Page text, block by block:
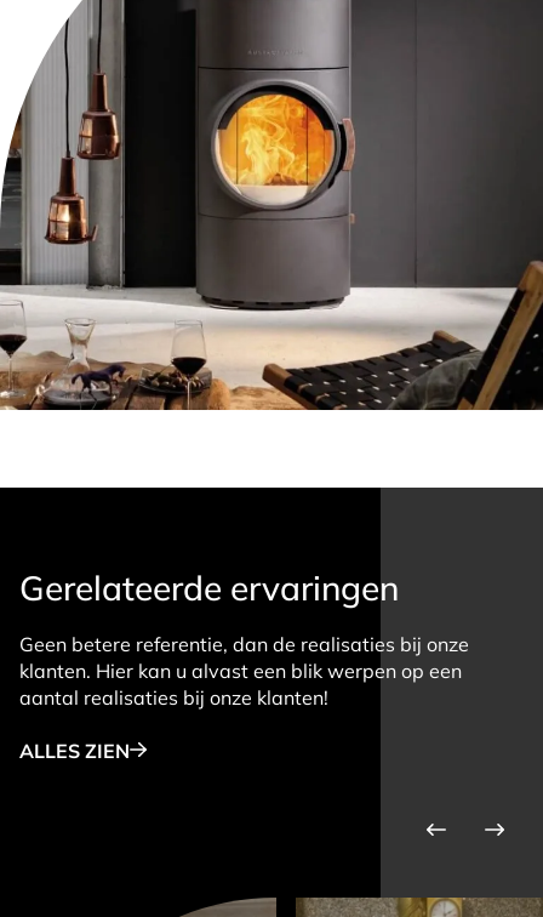
Gerelateerde ervaringen
Geen betere referentie, dan de realisaties bij onze
klanten. Hier kan u alvast een blik werpen op een
aantal realisaties bij onze klanten!
ALLES ZIEN